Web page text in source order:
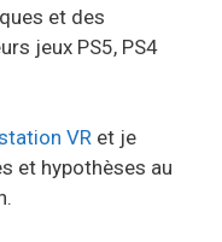
et des
jeux PS5, PS4
VR et je
et hypothèses au